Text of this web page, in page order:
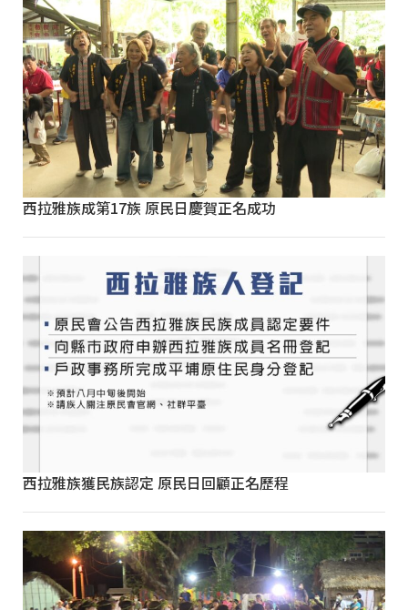
西拉雅族成第17族 原民日慶賀正名成功
西拉雅族獲民族認定 原民日回顧正名歷程